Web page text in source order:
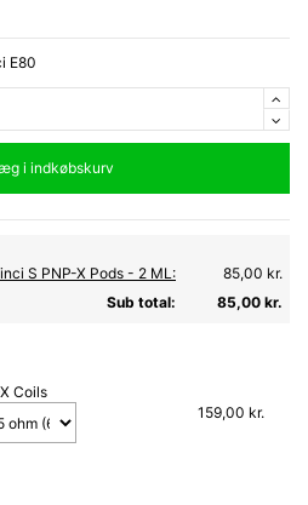
E80
i indkøbskurv
S PNP-X Pods - 2 ML:
85,00 kr.
Sub total:
85,00 kr.
Coils
159,00 kr.